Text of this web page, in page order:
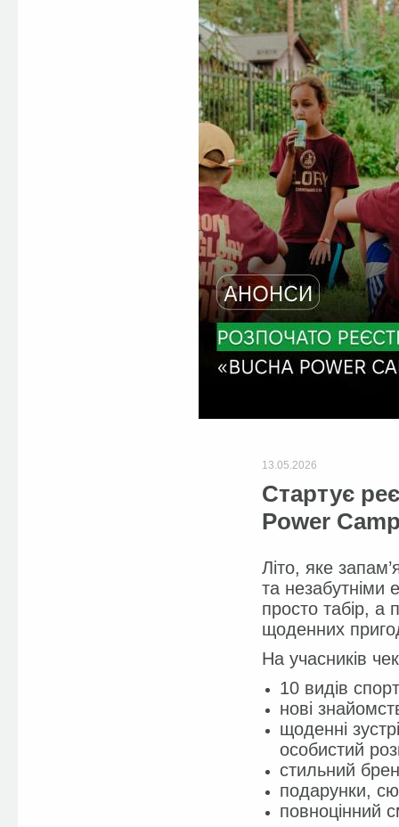
13.05.2026
Стартує
Power
Літо, яке
та незабутніми
просто табір, а
щоденних
На учасників
10 видів
нові
щоденні
особистий
стильний
подарунки,
повноцінний